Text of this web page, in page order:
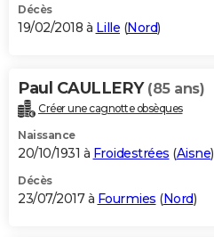
Décès
19/02/2018 à Lille (Nord)
Paul CAULLERY (85 ans)
Créer une cagnotte obsèques
Naissance
20/10/1931 à Froidestrées (Aisne)
Décès
23/07/2017 à Fourmies (Nord)